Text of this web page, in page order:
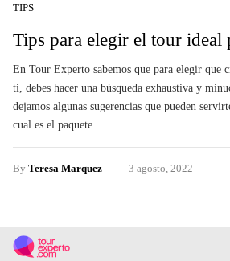
TIPS
Tips para elegir el tour ideal
En Tour Experto sabemos que para elegir que
ti, debes hacer una búsqueda exhaustiva y
dejamos algunas sugerencias que pueden
cual es el paquete…
By Teresa Marquez 3 agosto, 2022